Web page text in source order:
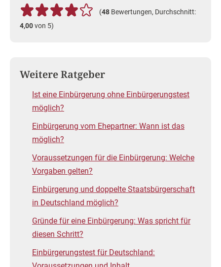
(48 Bewertungen, Durchschnitt:
4,00von 5)
Weitere Ratgeber
Ist eine Einbürgerung ohne Einbürgerungstest
möglich?
Einbürgerung vom Ehepartner: Wann ist das
möglich?
Voraussetzungen für die Einbürgerung: Welche
Vorgaben gelten?
Einbürgerung und doppelte Staatsbürgerschaft
in Deutschland möglich?
Gründe für eine Einbürgerung: Was spricht für
diesen Schritt?
Einbürgerungstest für Deutschland: